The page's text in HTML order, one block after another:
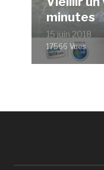
minutes
15 juin 2018
17566 Vues